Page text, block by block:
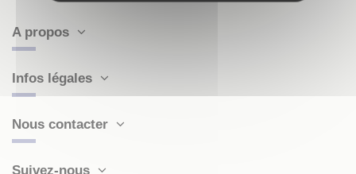
A propos
Infos légales
Nous contacter
Suivez-nous